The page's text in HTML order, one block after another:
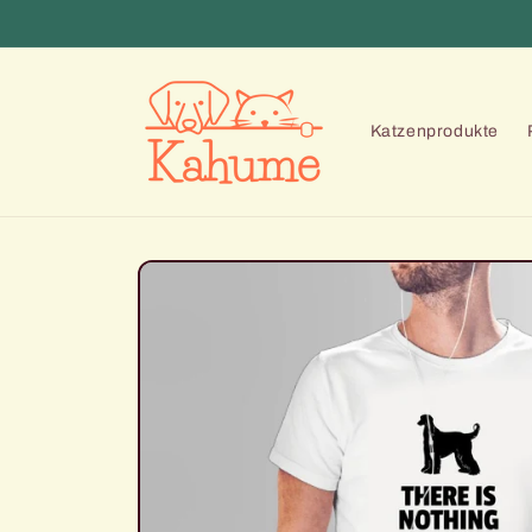
Inhalt
Katzenprodukte
Zu